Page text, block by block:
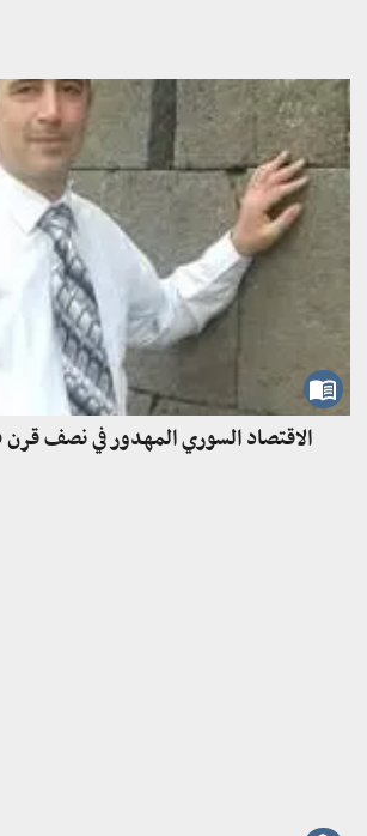
الاقتصاد السوري المهدور في نصف قرن 1960 – 2010